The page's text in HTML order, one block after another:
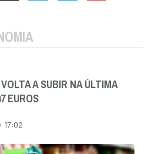
A SUBIR NA ÚLTIMA
EUROS
17:02